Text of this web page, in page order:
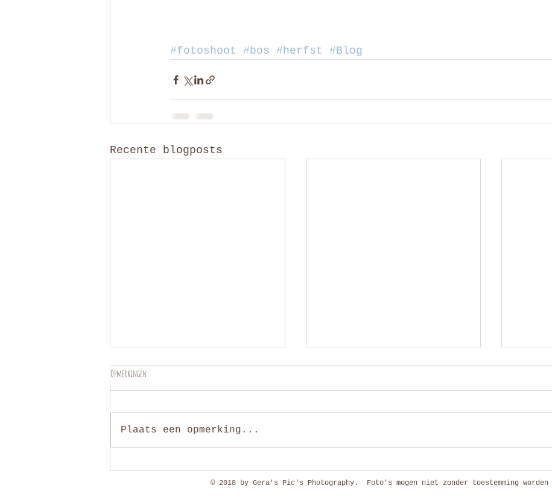
#fotoshoot #bos #herfst #Blog
Recente blogposts
Gera even wel!!
opgelaten'
Opmerkingen
Plaats een opmerking...
© 2018 by Gera's Pic's Photography. Foto's mogen niet zonder toestemming